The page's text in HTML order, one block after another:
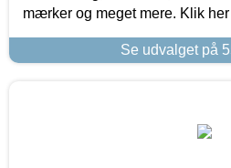
mærker og meget mere. Klik
Se udvalget på